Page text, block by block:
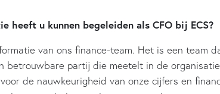
heeft u kunnen begeleiden als CFO bij ECS?
van ons finance-team. Het is een team
betrouwbare partij die meetelt in de
de nauwkeurigheid van onze cijfers en